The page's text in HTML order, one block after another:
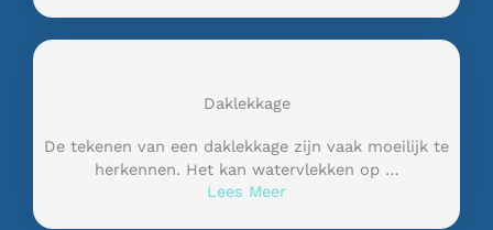
Daklekkage
De tekenen van een daklekkage zijn vaak moeilijk te
herkennen. Het kan watervlekken op …
Lees Meer